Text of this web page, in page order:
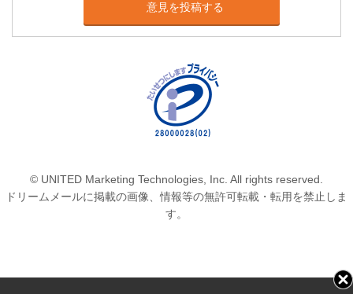
意見を投稿する
© UNITED Marketing Technologies, Inc. All rights reserved.
ドリームメールに掲載の画像、情報等の無許可転載・転用を禁止しま
す。